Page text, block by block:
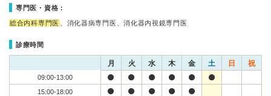
専門医・資格：
総合内科専門医 、消化器病専門医、消化器内視鏡専門医
診療時間
月 火 水 木 金 土 日 祝
09:00-13:00
15:00-18:00